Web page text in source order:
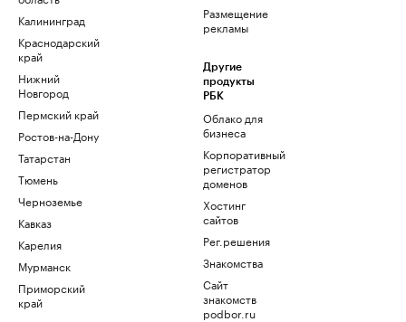
Калининград
Краснодарский
край
Нижний
Новгород
Пермский край
Ростов-на-Дону
Татарстан
Тюмень
Черноземье
Кавказ
Карелия
Мурманск
Приморский
край
Размещение
рекламы
Другие
продукты
РБК
Облако для
бизнеса
Корпоративный
регистратор
доменов
Хостинг
сайтов
Рег.решения
Знакомства
Сайт
знакомств
podbor.ru